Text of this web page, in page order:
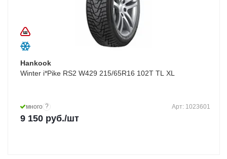
Hankook
Winter i*Pike RS2 W429 215/65R16 102T TL XL
много ? Арт: 1023601
9 150 руб./шт